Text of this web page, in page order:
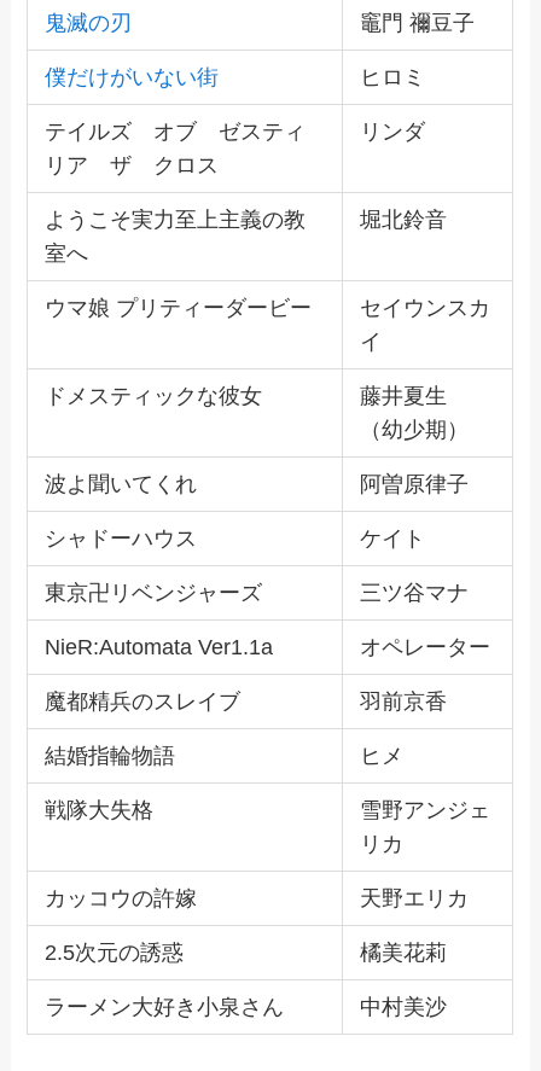
鬼滅の刃 竈門 禰豆子
僕だけがいない街 ヒロミ
テイルズ オブ ゼスティ
リア ザ クロス
リンダ
ようこそ実力至上主義の教
室へ
堀北鈴音
ウマ娘 プリティーダービー
セイウンスカ
イ
ドメスティックな彼女
藤井夏生
（幼少期）
波よ聞いてくれ 阿曽原律子
シャドーハウス ケイト
東京卍リベンジャーズ 三ツ谷マナ
NieR:Automata Ver1.1a オペレーター
魔都精兵のスレイブ 羽前京香
結婚指輪物語 ヒメ
戦隊大失格
雪野アンジェ
リカ
カッコウの許嫁 天野エリカ
2.5次元の誘惑 橘美花莉
ラーメン大好き小泉さん 中村美沙